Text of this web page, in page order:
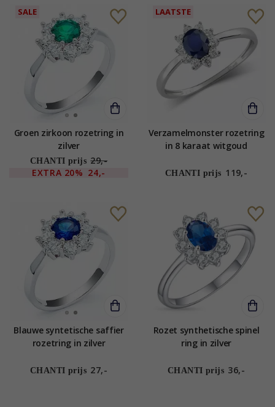
SALE
Groen zirkoon rozetring in
zilver
CHANTI prijs 29,-
EXTRA 20% 24,-
LAATSTE
Verzamelmonster rozetring
in 8 karaat witgoud
CHANTI prijs 119,-
Blauwe syntetische saffier
rozetring in zilver
CHANTI prijs 27,-
Rozet synthetische spinel
ring in zilver
CHANTI prijs 36,-